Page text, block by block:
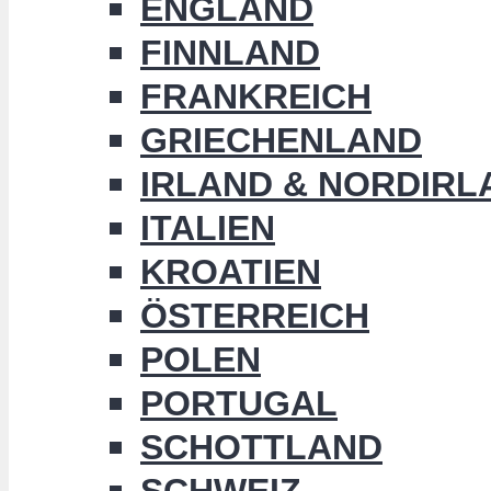
ENGLAND
FINNLAND
FRANKREICH
GRIECHENLAND
IRLAND &
ITALIEN
KROATIEN
ÖSTERREICH
POLEN
PORTUGAL
SCHOTTLAND